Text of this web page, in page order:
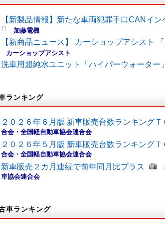
【新製品情報】新たな車両犯罪手口CANイ
日 加藤電機
【新商品ニュース】 カーショップアシスト
カーショップアシスト
洗車用超純水ユニット「ハイパーウォーター
ランキング
２０２６年６月版 新車販売台数ランキングＴ
合会・全国軽自動車協会連合会
２０２６年５月版 新車販売台数ランキングＴ
合会・全国軽自動車協会連合会
新車販売２カ月連続で前年同月比プラス
車協会連合会
車ランキング